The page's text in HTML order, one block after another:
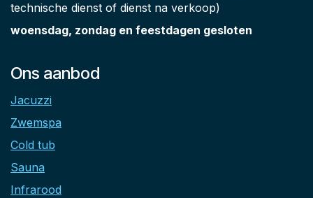
technische dienst of dienst na verkoop)
woensdag, zondag en feestdagen gesloten
Ons aanbod
Jacuzzi
Zwemspa
Cold tub
Sauna
Infrarood